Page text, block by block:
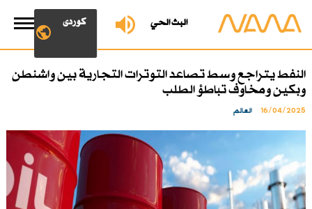
البث الحي کوردی
النفط يتراجع وسط تصاعد التوترات التجارية بين واشنطن
وبكين ومخاوف تباطؤ الطلب
16/04/2025 العالم